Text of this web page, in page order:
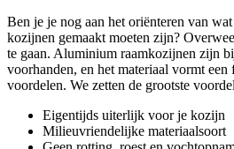
Ben je je nog aan het oriënteren van
kozijnen gemaakt moeten zijn?
te gaan. Aluminium raamkozijnen zijn
voorhanden, en het materiaal vormt een
voordelen. We zetten de grootste
Eigentijds uiterlijk voor je kozijn
Milieuvriendelijke materiaalsoort